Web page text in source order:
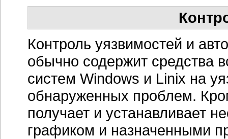
Контроль уязвимостей и
обычно содержит средства
систем Windows и Linix на
обнаруженных проблем.
получает и устанавливает
графиком и назначенными